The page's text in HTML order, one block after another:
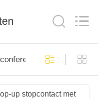
up stopcontact met